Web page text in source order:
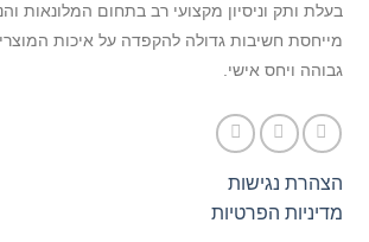
בעלת ותק וניסיון מקצועי רב בתחום המלונאות
מייחסת חשיבות גדולה להקפדה על איכות
גבוהה ויחס אישי.
הצהרת נגישות
מדיניות הפרטיות